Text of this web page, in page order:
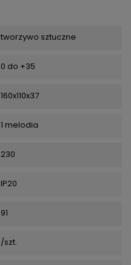
tworzywo sztuczne
0 do +35
160x110x37
1 melodia
230
IP20
91
/szt.